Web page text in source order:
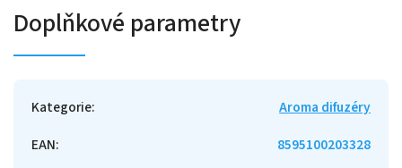
Doplňkové parametry
Kategorie:
Aroma difuzéry
EAN:
8595100203328